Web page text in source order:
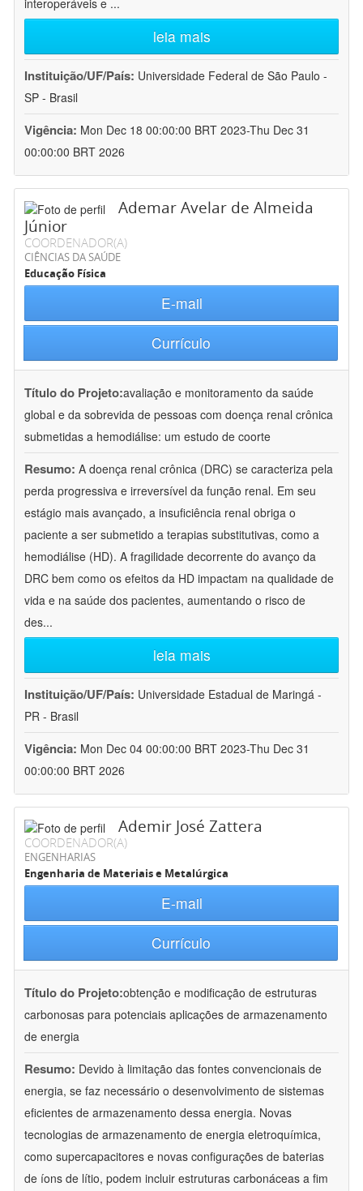
interoperáveis e ...
leia mais
Instituição/UF/País: Universidade Federal de São Paulo -
SP - Brasil
Vigência: Mon Dec 18 00:00:00 BRT 2023-Thu Dec 31
00:00:00 BRT 2026
Ademar Avelar de Almeida
Júnior
COORDENADOR(A)
CIÊNCIAS DA SAÚDE
Educação Física
E-mail
Currículo
Título do Projeto:avaliação e monitoramento da saúde
global e da sobrevida de pessoas com doença renal crônica
submetidas a hemodiálise: um estudo de coorte
Resumo: A doença renal crônica (DRC) se caracteriza pela
perda progressiva e irreversível da função renal. Em seu
estágio mais avançado, a insuficiência renal obriga o
paciente a ser submetido a terapias substitutivas, como a
hemodiálise (HD). A fragilidade decorrente do avanço da
DRC bem como os efeitos da HD impactam na qualidade de
vida e na saúde dos pacientes, aumentando o risco de
des...
leia mais
Instituição/UF/País: Universidade Estadual de Maringá -
PR - Brasil
Vigência: Mon Dec 04 00:00:00 BRT 2023-Thu Dec 31
00:00:00 BRT 2026
Ademir José Zattera
COORDENADOR(A)
ENGENHARIAS
Engenharia de Materiais e Metalúrgica
E-mail
Currículo
Título do Projeto:obtenção e modificação de estruturas
carbonosas para potenciais aplicações de armazenamento
de energia
Resumo: Devido à limitação das fontes convencionais de
energia, se faz necessário o desenvolvimento de sistemas
eficientes de armazenamento dessa energia. Novas
tecnologias de armazenamento de energia eletroquímica,
como supercapacitores e novas configurações de baterias
de íons de lítio, podem incluir estruturas carbonáceas a fim